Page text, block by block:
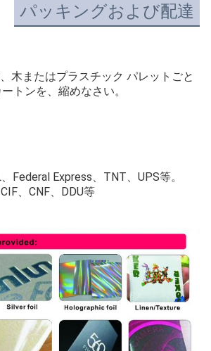
パッキングおよび配達
木またはプラスチック パレットごと
トンを、縮めなさい。
Federal Express、TNT、UPS等。
、CNF、DDU等